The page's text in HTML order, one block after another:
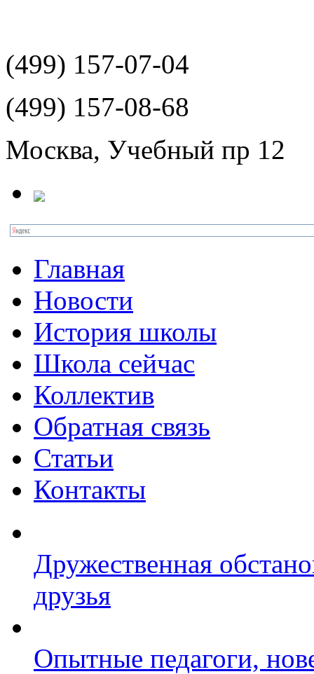
(499) 157-07-04
(499) 157-08-68
Москва, Учебный пр 12
Главная
Новости
История школы
Школа сейчас
Коллектив
Обратная связь
Статьи
Контакты
Дружественная
друзья
Опытные педагоги,